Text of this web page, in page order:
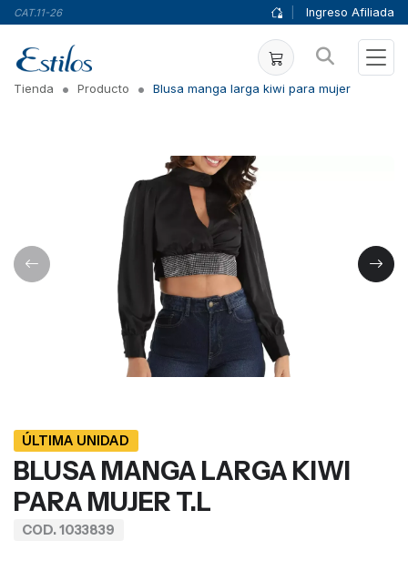
CAT.11-26 Ingreso Afiliada
Tienda Producto Blusa manga larga kiwi para mujer
ÚLTIMA UNIDAD
BLUSA MANGA LARGA KIWI
PARA MUJER T.L
COD. 1033839